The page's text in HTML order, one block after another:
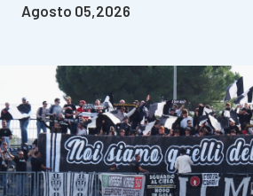
Agosto 05,2026